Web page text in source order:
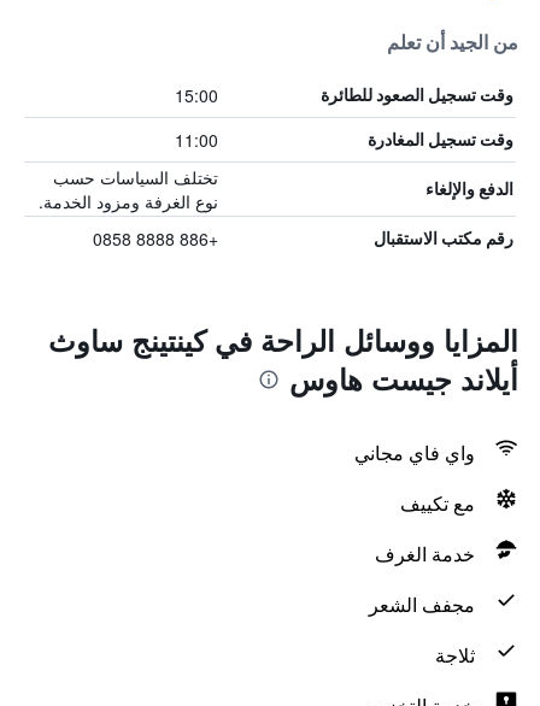
من الجيد أن تعلم
وقت تسجيل الصعود للطائرة 15:00
وقت تسجيل المغادرة 11:00
الدفع والإلغاء
تختلف السياسات حسب
نوع الغرفة ومزود الخدمة.
رقم مكتب الاستقبال +886 8888 0858
المزايا ووسائل الراحة في كينتينج ساوث
أيلاند جيست هاوس
واي فاي مجاني
مع تكييف
خدمة الغرف
مجفف الشعر
ثلاجة